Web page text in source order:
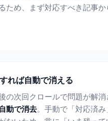
ため、まず対応すべき記事
れば自動で消える
の次回クロールで問題が解
自動で消去。手動で「対応済